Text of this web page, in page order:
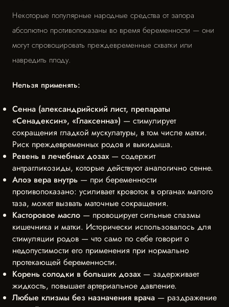
Некоторые популярные народные средства от запора
абсолютно противопоказаны во время беременности — они
могут спровоцировать преждевременные схватки или
навредить плоду.
Нельзя применять:
Сенна (александрийский лист, препараты
«Сенадексин», «Глаксенна») — стимулирует
сокращения гладкой мускулатуры, в том числе матки.
Риск преждевременных родов и выкидыша.
Ревень в лечебных дозах— содержит
антрагликозиды, которые действуют аналогично сенне.
Алоэ вера внутрь — при беременности
противопоказано: усиливает кровоток в органах малого
таза, может вызвать маточные сокращения.
Касторовое масло — провоцирует сильные спазмы
кишечника и матки. Исторически использовалось для
стимуляции родов — что само по себе говорит о
недопустимости его применения при нормально
протекающей беременности.
Корень солодки в больших дозах— задерживает
жидкость, повышает артериальное давление.
Любые клизмы без назначения врача — раздражение